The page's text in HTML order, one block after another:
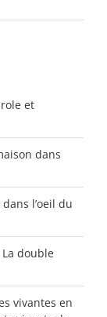
et
dans
l’oeil du
double
vivantes en